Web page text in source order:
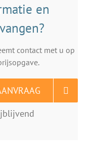
en
contact met u op